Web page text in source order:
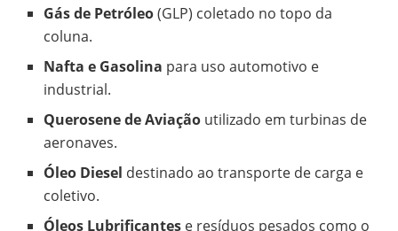
Gás de Petróleo(GLP) coletado no topo da
coluna.
Nafta e Gasolina para uso automotivo e
industrial.
Querosene de Aviação utilizado em turbinas de
aeronaves.
Óleo Diesel destinado ao transporte de carga e
coletivo.
Óleos Lubrificantes e resíduos pesados como o